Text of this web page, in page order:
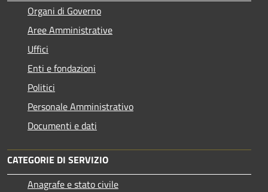
Organi di Governo
Aree Amministrative
Uffici
Enti e fondazioni
Politici
Personale Amministrativo
Documenti e dati
CATEGORIE DI SERVIZIO
Anagrafe e stato civile